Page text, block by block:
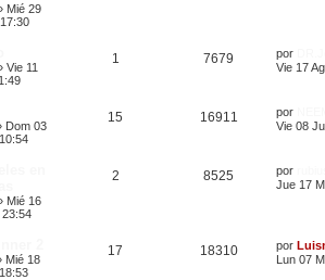
Mié 29
Vie 11
1 7679 por
Vie 17
Dom 03
15 16911 por
Vie 08
Mié 16
23:54
2 8525 por
Jue 17
Mié 18
17 18310 por
Lun 07